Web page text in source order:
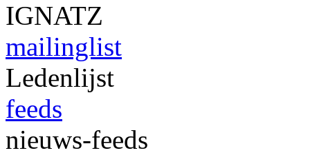
IGNATZ
mailinglist
Ledenlijst
feeds
nieuws-feeds